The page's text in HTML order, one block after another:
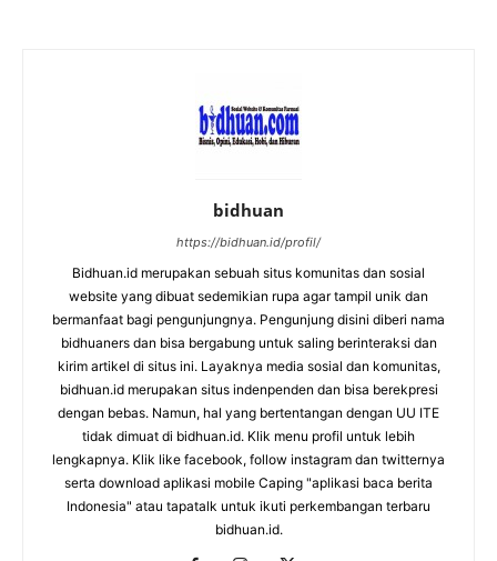
bidhuan
https://bidhuan.id/profil/
Bidhuan.id merupakan sebuah situs komunitas dan sosial
website yang dibuat sedemikian rupa agar tampil unik dan
bermanfaat bagi pengunjungnya. Pengunjung disini diberi nama
bidhuaners dan bisa bergabung untuk saling berinteraksi dan
kirim artikel di situs ini. Layaknya media sosial dan komunitas,
bidhuan.id merupakan situs indenpenden dan bisa berekpresi
dengan bebas. Namun, hal yang bertentangan dengan UU ITE
tidak dimuat di bidhuan.id. Klik menu profil untuk lebih
lengkapnya. Klik like facebook, follow instagram dan twitternya
serta download aplikasi mobile Caping "aplikasi baca berita
Indonesia" atau tapatalk untuk ikuti perkembangan terbaru
bidhuan.id.